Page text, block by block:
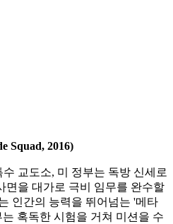
Squad, 2016)
교도소, 미 정부는 독방 신세로
면을 대가로 극비 임무를 완수할
인간의 능력을 뛰어넘는 '메타
혹독한 시험을 거쳐 미션을 수